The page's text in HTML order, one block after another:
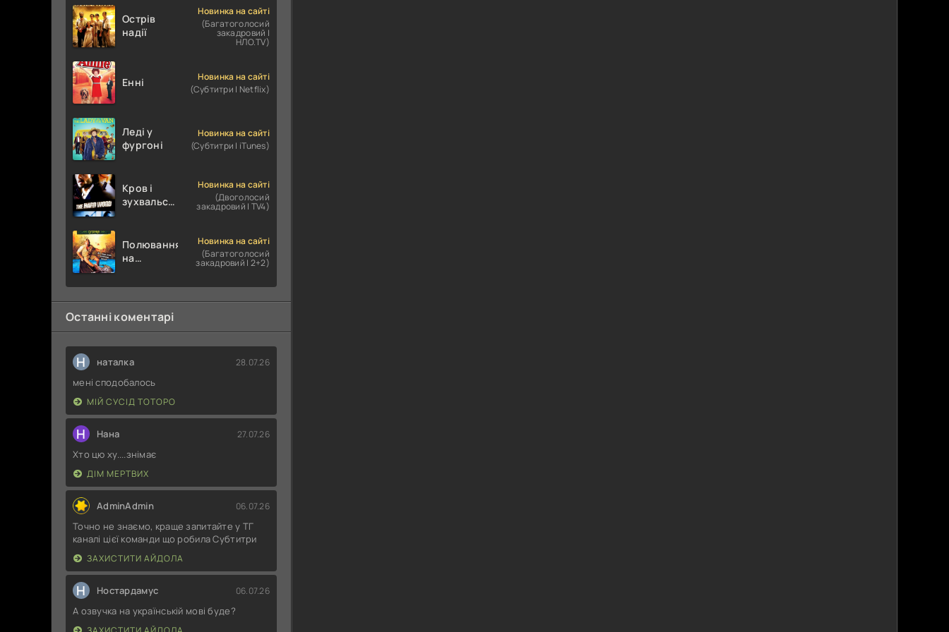
Острів
надії
Новинка на сайті
(Багатоголосий
закадровий |
НЛО.TV)
Енні
Новинка на сайті
(Субтитри | Netflix)
Леді у
фургоні
Новинка на сайті
(Субтитри | iTunes)
Кров і
зухвальство
Новинка на сайті
(Двоголосий
закадровий | TV4)
Полювання
на
Сутичка
Новинка на сайті
(Багатоголосий
закадровий | 2+2)
Останні коментарі
Н наталка 28.07.26
мені сподобалось
МІЙ СУСІД ТОТОРО
Н Нана 27.07.26
Хто цю ху....знімає
ДІМ МЕРТВИХ
AdminAdmin 06.07.26
Точно не знаємо, краще запитайте у ТГ
каналі цієї команди що робила Субтитри
ЗАХИСТИТИ АЙДОЛА
Н Ностардамус 06.07.26
А озвучка на українській мові буде?